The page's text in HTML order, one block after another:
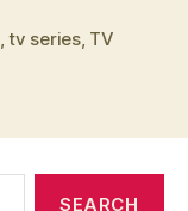
,tv series, TV